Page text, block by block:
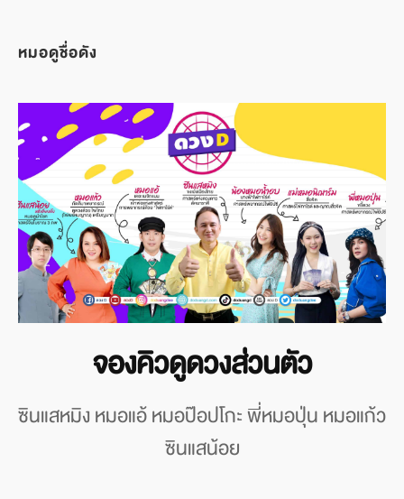
หมอดูชื่อดัง
จองคิวดูดวงส่วนตัว
ซินแสหมิง หมอแอ้ หมอป๊อปโกะ พี่หมอปุ่น หมอแก้ว
ซินแสน้อย